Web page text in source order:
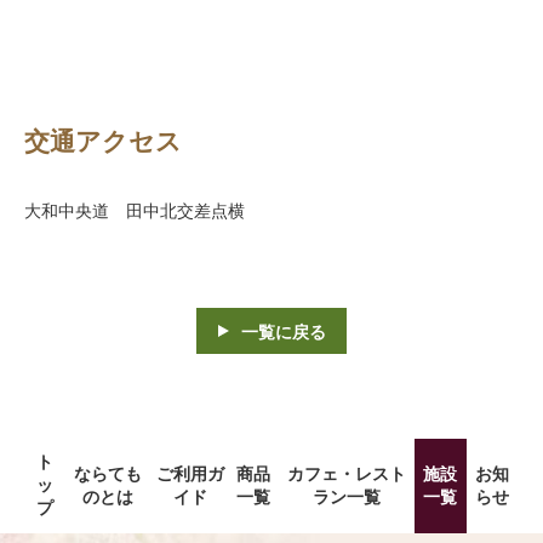
交通アクセス
大和中央道 田中北交差点横
一覧に戻る
ト
ッ
プ
ならても
のとは
ご利用ガ
イド
商品
一覧
カフェ・レスト
ラン一覧
施設
一覧
お知
らせ